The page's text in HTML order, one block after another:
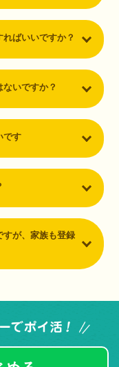
ばいいですか？
いですか？
です
すが、家族も登録